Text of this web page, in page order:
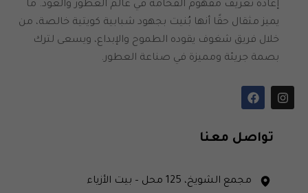
إعادة تعريف مفهوم الفخامة في عالم العطور والعود. ما
يميز مثقال حقًا أنها بُنيت بجهود شبابية كويتية خالصة، من
خلال فريق شغوف يقوده الطموح والإبداع، ويسعى لترك
بصمة جريئة ومميزة في صناعة العطور.
تواصل معنا
مجمع الشويخ، 125 محل – بيت الأزياء